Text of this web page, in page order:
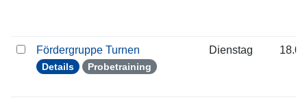
Fördergruppe Turnen
Details Probetraining
Dienstag